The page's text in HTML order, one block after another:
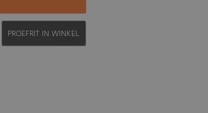
PROEFRIT IN WINKEL